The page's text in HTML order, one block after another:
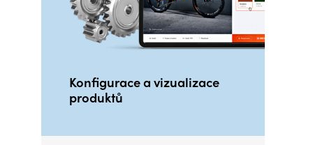
Konfigurace a vizualizace
produktů